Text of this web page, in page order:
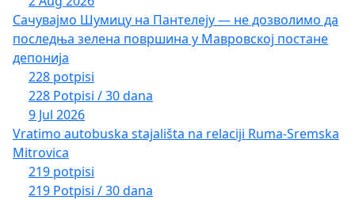
Сачувајмо Шумицу на Пантелеју — не дозволимо да
последња зелена површина у Мавровској постане
депонија
228 potpisi
228 Potpisi / 30 dana
9 Jul 2026
Vratimo autobuska stajališta na relaciji Ruma-Sremska
Mitrovica
219 potpisi
219 Potpisi / 30 dana